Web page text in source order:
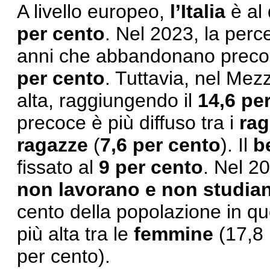
A livello europeo, l’Italia è al
per cento. Nel 2023, la
anni che abbandonano
per cento. Tuttavia, nel
alta, raggiungendo il 14,6
precoce è più diffuso tra i
ragazze (7,6 per cento). Il
fissato al 9 per cento. Nel
non lavorano e non
cento della popolazione in
più alta tra le femmine
per cento).